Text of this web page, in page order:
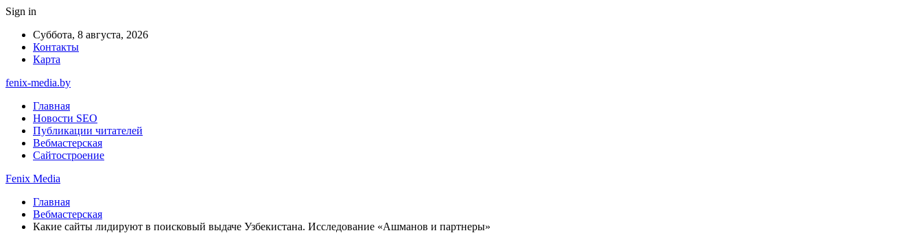
Sign in
Суббота, 8 августа, 2026
Контакты
Карта
fenix-media.by
Главная
Новости SEO
Публикации читателей
Вебмастерская
Сайтостроение
Fenix Media
Главная
Вебмастерская
Какие сайты лидируют в поисковый выдаче Узбекистана. Исследование «Ашманов и партнеры»